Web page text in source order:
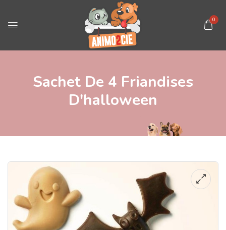
0
Sachet De 4 Friandises
D'halloween